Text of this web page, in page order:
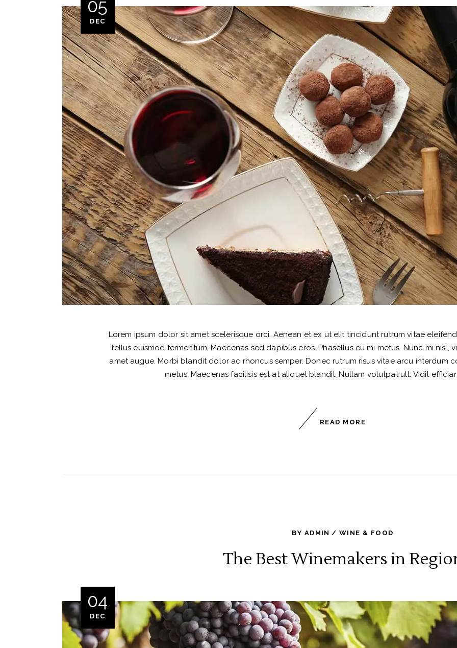
05
DEC
Lorem ipsum dolor sit amet scelerisque orci. Aenean et ex ut elit tincidunt rutrum vitae
tellus euismod fermentum. Maecenas sed dapibus eros. Phasellus eu mi metus. Nunc mi nisl,
amet augue. Morbi blandit dolor ac rhoncus semper. Donec rutrum risus vitae arcu interdum
metus. Maecenas facilisis est at aliquet blandit. Nullam volutpat ult. Vidit
READ MORE
BY ADMIN WINE & FOOD
The Best Winemakers in
04
DEC